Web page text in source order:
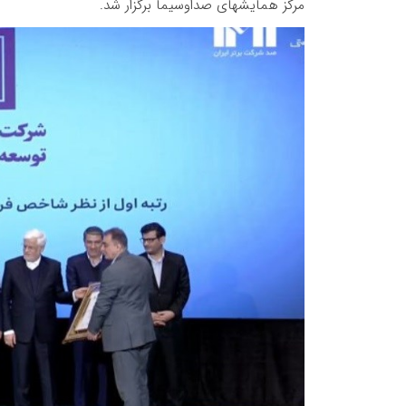
مرکز همایشهای صداوسیما برگزار شد.